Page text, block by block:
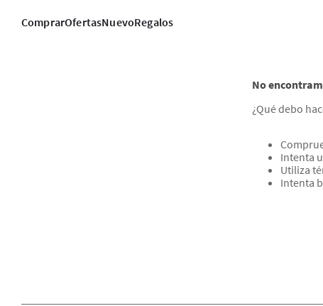
ComprarOfertasNuevoRegalos
No
¿Qué debo
Intenta
Utiliza
Intenta